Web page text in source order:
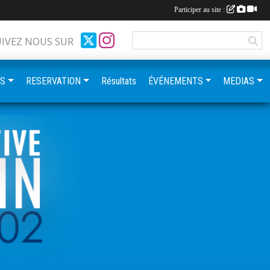
NOUS SUR
RESERVATION Résultats ÉVÉNEMENTS MEDIAS
Participer au site :